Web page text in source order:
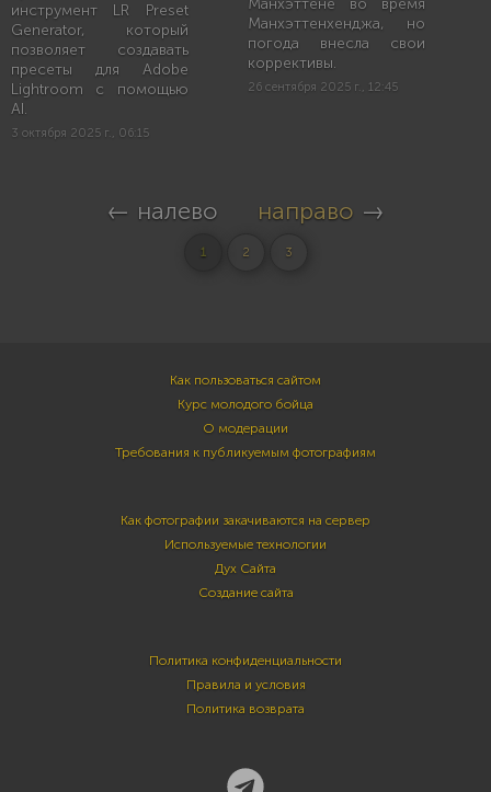
инструмент LR Preset
Generator, который
позволяет создавать
пресеты для Adobe
Lightroom с помощью
AI.
3 октября 2025 г., 06:15
Манхэттене во время
Манхэттенхенджа, но
погода внесла свои
коррективы.
26 сентября 2025 г., 12:45
← налево направо →
1 2 3
Как пользоваться сайтом
Курс молодого бойца
О модерации
Требования к публикуемым фотографиям
Как фотографии закачиваются на сервер
Используемые технологии
Дух Сайта
Создание сайта
Политика конфиденциальности
Правила и условия
Политика возврата